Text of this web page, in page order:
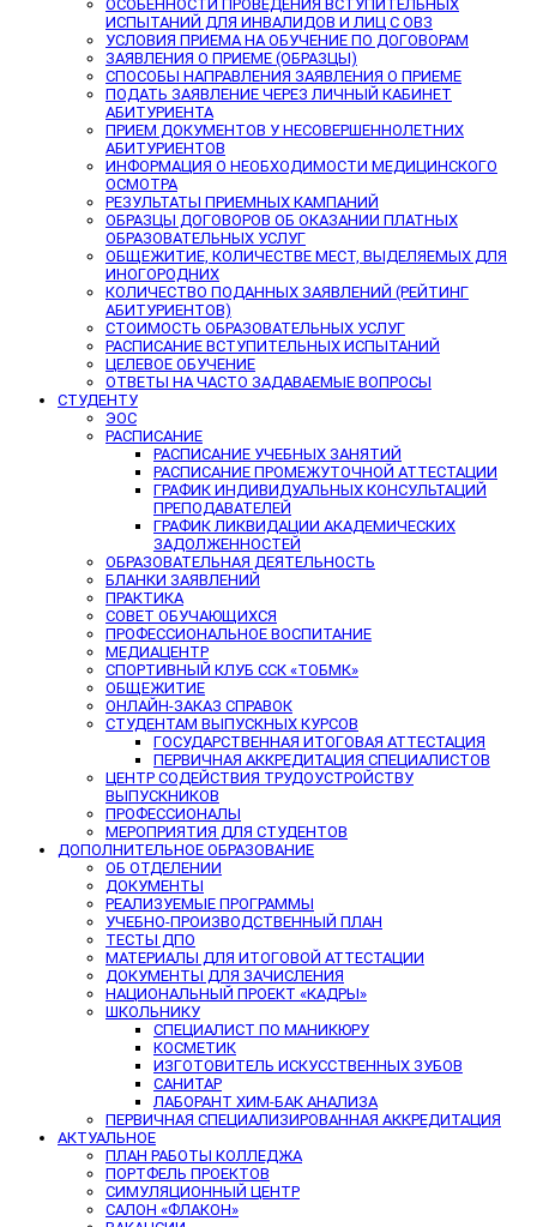
ОСОБЕННОСТИ ПРОВЕДЕНИЯ ВСТУПИТЕЛЬНЫХ
ИСПЫТАНИЙ ДЛЯ ИНВАЛИДОВ И ЛИЦ С ОВЗ
УСЛОВИЯ ПРИЕМА НА ОБУЧЕНИЕ ПО ДОГОВОРАМ
ЗАЯВЛЕНИЯ О ПРИЕМЕ (ОБРАЗЦЫ)
СПОСОБЫ НАПРАВЛЕНИЯ ЗАЯВЛЕНИЯ О ПРИЕМЕ
ПОДАТЬ ЗАЯВЛЕНИЕ ЧЕРЕЗ ЛИЧНЫЙ КАБИНЕТ
АБИТУРИЕНТА
ПРИЕМ ДОКУМЕНТОВ У НЕСОВЕРШЕННОЛЕТНИХ
АБИТУРИЕНТОВ
ИНФОРМАЦИЯ О НЕОБХОДИМОСТИ МЕДИЦИНСКОГО
ОСМОТРА
РЕЗУЛЬТАТЫ ПРИЕМНЫХ КАМПАНИЙ
ОБРАЗЦЫ ДОГОВОРОВ ОБ ОКАЗАНИИ ПЛАТНЫХ
ОБРАЗОВАТЕЛЬНЫХ УСЛУГ
ОБЩЕЖИТИЕ, КОЛИЧЕСТВЕ МЕСТ, ВЫДЕЛЯЕМЫХ ДЛЯ
ИНОГОРОДНИХ
КОЛИЧЕСТВО ПОДАННЫХ ЗАЯВЛЕНИЙ (РЕЙТИНГ
АБИТУРИЕНТОВ)
СТОИМОСТЬ ОБРАЗОВАТЕЛЬНЫХ УСЛУГ
РАСПИСАНИЕ ВСТУПИТЕЛЬНЫХ ИСПЫТАНИЙ
ЦЕЛЕВОЕ ОБУЧЕНИЕ
ОТВЕТЫ НА ЧАСТО ЗАДАВАЕМЫЕ ВОПРОСЫ
СТУДЕНТУ
ЭОС
РАСПИСАНИЕ
РАСПИСАНИЕ УЧЕБНЫХ ЗАНЯТИЙ
РАСПИСАНИЕ ПРОМЕЖУТОЧНОЙ АТТЕСТАЦИИ
ГРАФИК ИНДИВИДУАЛЬНЫХ КОНСУЛЬТАЦИЙ
ПРЕПОДАВАТЕЛЕЙ
ГРАФИК ЛИКВИДАЦИИ АКАДЕМИЧЕСКИХ
ЗАДОЛЖЕННОСТЕЙ
ОБРАЗОВАТЕЛЬНАЯ ДЕЯТЕЛЬНОСТЬ
БЛАНКИ ЗАЯВЛЕНИЙ
ПРАКТИКА
СОВЕТ ОБУЧАЮЩИХСЯ
ПРОФЕССИОНАЛЬНОЕ ВОСПИТАНИЕ
МЕДИАЦЕНТР
СПОРТИВНЫЙ КЛУБ ССК «ТОБМК»
ОБЩЕЖИТИЕ
ОНЛАЙН-ЗАКАЗ СПРАВОК
СТУДЕНТАМ ВЫПУСКНЫХ КУРСОВ
ГОСУДАРСТВЕННАЯ ИТОГОВАЯ АТТЕСТАЦИЯ
ПЕРВИЧНАЯ АККРЕДИТАЦИЯ СПЕЦИАЛИСТОВ
ЦЕНТР СОДЕЙСТВИЯ ТРУДОУСТРОЙСТВУ
ВЫПУСКНИКОВ
ПРОФЕССИОНАЛЫ
МЕРОПРИЯТИЯ ДЛЯ СТУДЕНТОВ
ДОПОЛНИТЕЛЬНОЕ ОБРАЗОВАНИЕ
ОБ ОТДЕЛЕНИИ
ДОКУМЕНТЫ
РЕАЛИЗУЕМЫЕ ПРОГРАММЫ
УЧЕБНО-ПРОИЗВОДСТВЕННЫЙ ПЛАН
ТЕСТЫ ДПО
МАТЕРИАЛЫ ДЛЯ ИТОГОВОЙ АТТЕСТАЦИИ
ДОКУМЕНТЫ ДЛЯ ЗАЧИСЛЕНИЯ
НАЦИОНАЛЬНЫЙ ПРОЕКТ «КАДРЫ»
ШКОЛЬНИКУ
СПЕЦИАЛИСТ ПО МАНИКЮРУ
КОСМЕТИК
ИЗГОТОВИТЕЛЬ ИСКУССТВЕННЫХ ЗУБОВ
САНИТАР
ЛАБОРАНТ ХИМ-БАК АНАЛИЗА
ПЕРВИЧНАЯ СПЕЦИАЛИЗИРОВАННАЯ АККРЕДИТАЦИЯ
АКТУАЛЬНОЕ
ПЛАН РАБОТЫ КОЛЛЕДЖА
ПОРТФЕЛЬ ПРОЕКТОВ
СИМУЛЯЦИОННЫЙ ЦЕНТР
САЛОН «ФЛАКОН»